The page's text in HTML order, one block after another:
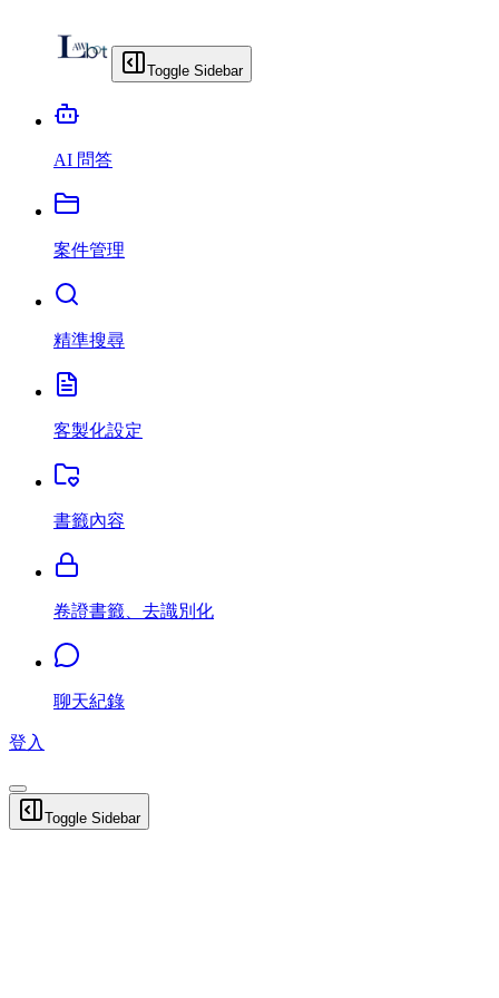
Toggle Sidebar
AI 問答
案件管理
精準搜尋
客製化設定
書籤內容
卷證書籤、去識別化
聊天紀錄
登入
Toggle Sidebar